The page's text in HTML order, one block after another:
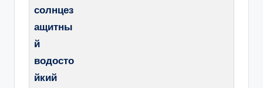
солнцез
ащитны
й
водосто
йкий